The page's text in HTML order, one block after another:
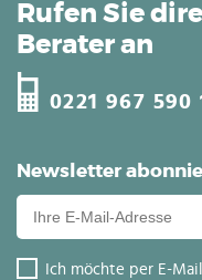
Newsletter
Ich möchte per E-
Rufen Sie
Berater an
0221 967 590